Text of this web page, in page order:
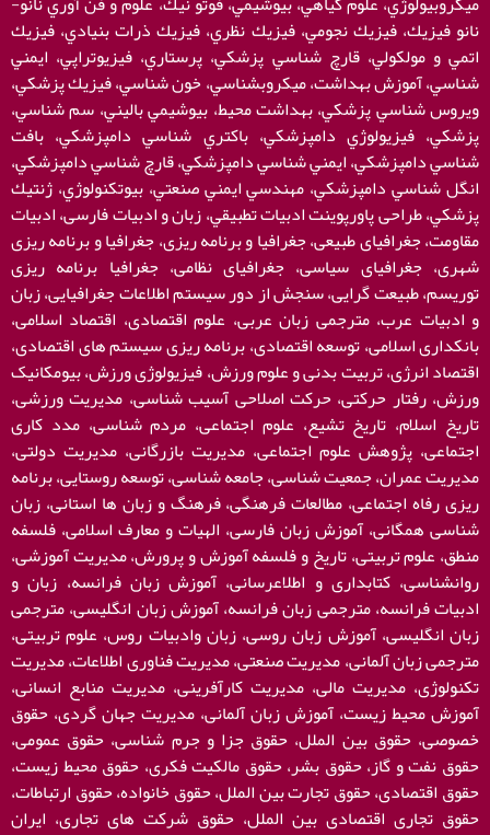
نانو فيزيك، فيزيك نجومي، فيزيك نظري، فيزيك ذرات بنيادي، فيزيك
اتمي و مولكولي، قارچ شناسي پزشكي، پرستاري، فيزيوتراپي، ايمني
شناسي، آموزش بهداشت، ميكروبشناسي، خون شناسي، فيزيك پزشكي،
ويروس شناسي پزشكي، بهداشت محيط، بيوشيمي باليني، سم شناسي،
پزشكي، فيزيولوژي دامپزشكي، باكتري شناسي دامپزشكي، بافت
شناسي دامپزشكي، ايمني شناسي دامپزشكي، قارچ شناسي دامپزشكي،
انگل شناسي دامپزشكي، مهندسي ايمني صنعتي، بيوتكنولوژي، ژنتيك
پزشكي، طراحی پاورپوینت ادبيات تطبيقي، زبان و ادبیات فارسی، ادبیات
مقاومت، جغرافیای طبیعی، جغرافیا و برنامه ریزی، جغرافیا و برنامه ریزی
شهری، جغرافیای سیاسی، جغرافیای نظامی، جغرافیا برنامه ریزی
توریسم، طبیعت گرایی، سنجش از دور سیستم اطلاعات جغرافیایی، زبان
و ادبیات عرب، مترجمی زبان عربی، علوم اقتصادی، اقتصاد اسلامی،
بانکداری اسلامی، توسعه اقتصادی، برنامه ریزی سیستم های اقتصادی،
اقتصاد انرژی، تربیت بدنی و علوم ورزش، فیزیولوژی ورزش، بیومکانیک
ورزش، رفتار حرکتی، حرکت اصلاحی آسیب شناسی، مدیریت ورزشی،
تاریخ اسلام، تاریخ تشیع، علوم اجتماعی، مردم شناسی، مدد کاری
اجتماعی، پژوهش علوم اجتماعی، مدیریت بازرگانی، مدیریت دولتی،
مدیریت عمران، جمعیت شناسی، جامعه شناسی، توسعه روستایی، برنامه
ریزی رفاه اجتماعی، مطالعات فرهنگی، فرهنگ و زبان ها استانی، زبان
شناسی همگانی، آموزش زبان فارسی، الهیات و معارف اسلامی، فلسفه
منطق، علوم تربیتی، تاریخ و فلسفه آموزش و پرورش، مدیریت آموزشی،
روانشناسی، کتابداری و اطلاعرسانی، آموزش زبان فرانسه، زبان و
ادبیات فرانسه، مترجمی زبان فرانسه، آموزش زبان انگلیسی، مترجمی
زبان انگلیسی، آموزش زبان روسی، زبان وادبیات روس، علوم تربیتی،
مترجمی زبان آلمانی، مدیریت صنعتی، مدیریت فناوری اطلاعات، مدیریت
تکنولوژی، مدیریت مالی، مدیریت کارآفرینی، مدیریت منابع انسانی،
آموزش محیط زیست، آموزش زبان آلمانی، مدیریت جهان گردی، حقوق
خصوصی، حقوق بین الملل، حقوق جزا و جرم شناسی، حقوق عمومی،
حقوق نفت و گاز، حقوق بشر، حقوق مالکیت فکری، حقوق محیط زیست،
حقوق اقتصادی، حقوق تجارت بین الملل، حقوق خانواده، حقوق ارتباطات،
حقوق تجاری اقتصادی بین الملل، حقوق شرکت های تجاری، ایران